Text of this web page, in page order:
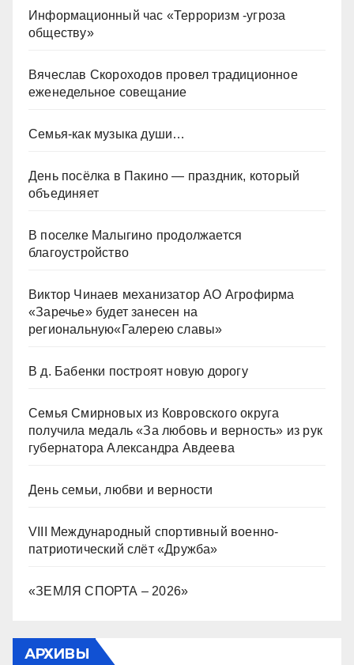
Информационный час «Терроризм -угроза
обществу»
Вячеслав Скороходов провел традиционное
еженедельное совещание
Семья-как музыка души…
День посёлка в Пакино — праздник, который
объединяет
В поселке Малыгино продолжается
благоустройство
Виктор Чинаев механизатор АО Агрофирма
«Заречье» будет занесен на
региональную«Галерею славы»
В д. Бабенки построят новую дорогу
Семья Смирновых из Ковровского округа
получила медаль «За любовь и верность» из рук
губернатора Александра Авдеева
День семьи, любви и верности
VIII Международный спортивный военно-
патриотический слёт «Дружба»
«ЗЕМЛЯ СПОРТА – 2026»
АРХИВЫ